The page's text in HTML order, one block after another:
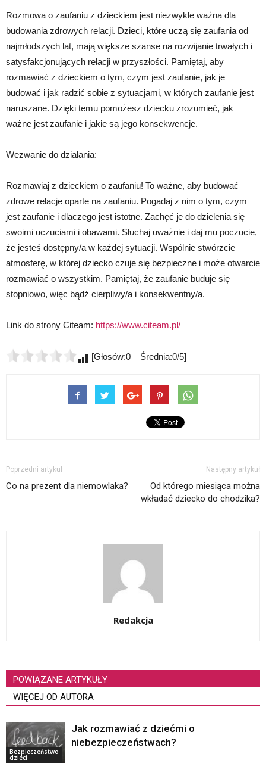
Rozmowa o zaufaniu z dzieckiem jest niezwykle ważna dla
budowania zdrowych relacji. Dzieci, które uczą się zaufania od
najmłodszych lat, mają większe szanse na rozwijanie trwałych i
satysfakcjonujących relacji w przyszłości. Pamiętaj, aby
rozmawiać z dzieckiem o tym, czym jest zaufanie, jak je
budować i jak radzić sobie z sytuacjami, w których zaufanie jest
naruszane. Dzięki temu pomożesz dziecku zrozumieć, jak
ważne jest zaufanie i jakie są jego konsekwencje.
Wezwanie do działania:
Rozmawiaj z dzieckiem o zaufaniu! To ważne, aby budować
zdrowe relacje oparte na zaufaniu. Pogadaj z nim o tym, czym
jest zaufanie i dlaczego jest istotne. Zachęć je do dzielenia się
swoimi uczuciami i obawami. Słuchaj uważnie i daj mu poczucie,
że jesteś dostępny/a w każdej sytuacji. Wspólnie stwórzcie
atmosferę, w której dziecko czuje się bezpieczne i może otwarcie
rozmawiać o wszystkim. Pamiętaj, że zaufanie buduje się
stopniowo, więc bądź cierpliwy/a i konsekwentny/a.
Link do strony Citeam: https://www.citeam.pl/
[Głosów:0 Średnia:0/5]
Poprzedni artykuł
Co na prezent dla niemowlaka?
Następny artykuł
Od którego miesiąca można
wkładać dziecko do chodzika?
Redakcja
POWIĄZANE ARTYKUŁY
WIĘCEJ OD AUTORA
Bezpieczeństwo
dzieci
Jak rozmawiać z dziećmi o
niebezpieczeństwach?